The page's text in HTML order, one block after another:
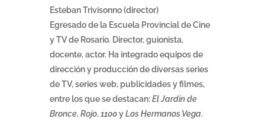
Esteban Trivisonno (director)
Egresado de la Escuela Provincial de Cine
y TV de Rosario. Director, guionista,
docente, actor. Ha integrado equipos de
dirección y producción de diversas series
de TV, series web, publicidades y filmes,
entre los que se destacan:El Jardín de
Bronce,Rojo,1100yLos Hermanos Vega.